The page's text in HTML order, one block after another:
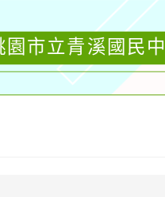
市立青溪國民中